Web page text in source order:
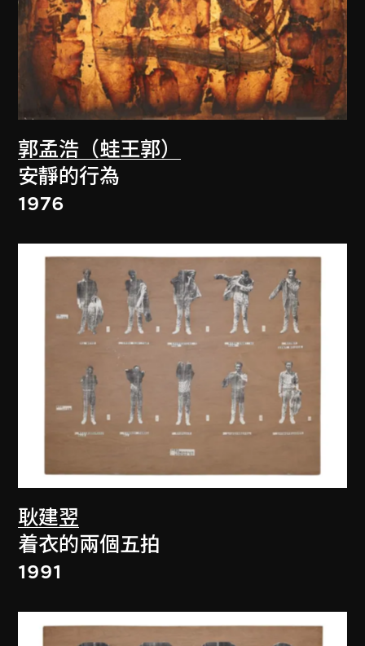
郭孟浩（蛙王郭）
安靜的行為
1976
耿建翌
着衣的兩個五拍
1991